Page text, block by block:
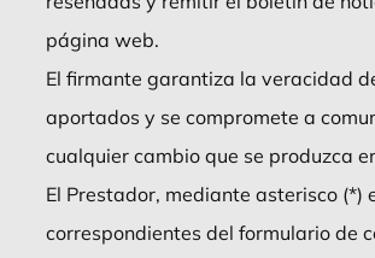
página web.
El firmante garantiza la veracidad
aportados y se compromete a
cualquier cambio que se produzca
El Prestador, mediante asterisco (*)
correspondientes del formulario de